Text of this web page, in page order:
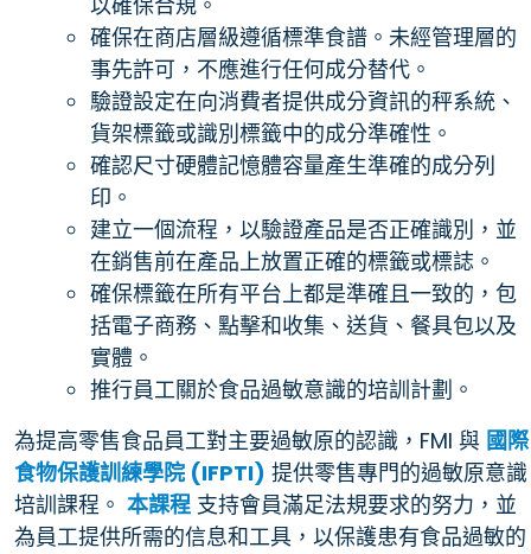
確保在商店層級遵循標準食譜。未經管理層的
事先許可，不應進行任何成分替代。
驗證設定在向消費者提供成分資訊的秤系統、
貨架標籤或識別標籤中的成分準確性。
確認尺寸硬體記憶體容量產生準確的成分列
印。
建立一個流程，以驗證產品是否正確識別，並
在銷售前在產品上放置正確的標籤或標誌。
確保標籤在所有平台上都是準確且一致的，包
括電子商務、點擊和收集、送貨、餐具包以及
實體。
推行員工關於食品過敏意識的培訓計劃。
為提高零售食品員工對主要過敏原的認識，FMI 與 國際
食物保護訓練學院 (IFPTI) 提供零售專門的過敏原意識
培訓課程。 本課程 支持會員滿足法規要求的努力，並
為員工提供所需的信息和工具，以保護患有食品過敏的